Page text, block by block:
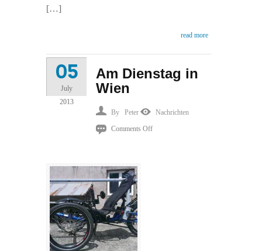
[…]
read more
Am Dienstag in
Wien
05
July
2013
By Peter
Nachrichten
Comments Offon